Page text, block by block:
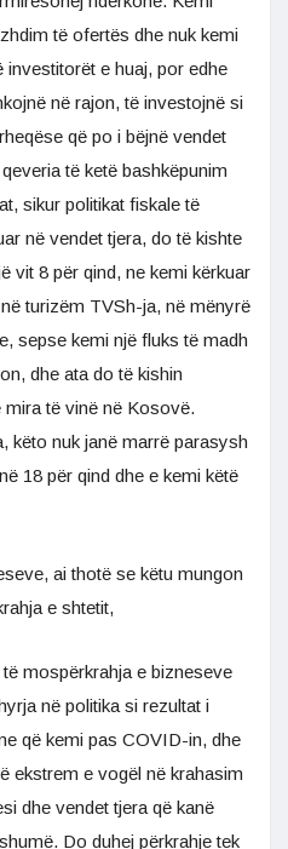
të ofertës dhe nuk kemi
e huaj, por edhe
në rajon, të investojnë si
që po i bëjnë vendet
të ketë bashkëpunim
sikur politikat fiskale të
në vendet tjera, do të kishte
vit 8 për qind, ne kemi kërkuar
turizëm TVSh-ja, në mënyrë
sepse kemi një fluks të madh
dhe ata do të kishin
të vinë në Kosovë.
këto nuk janë marrë parasysh
18 për qind dhe e kemi këtë
ai thotë se këtu mungon
e shtetit,
mospërkrahja e bizneseve
në politika si rezultat i
që kemi pas COVID-in, dhe
ekstrem e vogël në krahasim
dhe vendet tjera që kanë
Do duhej përkrahje tek